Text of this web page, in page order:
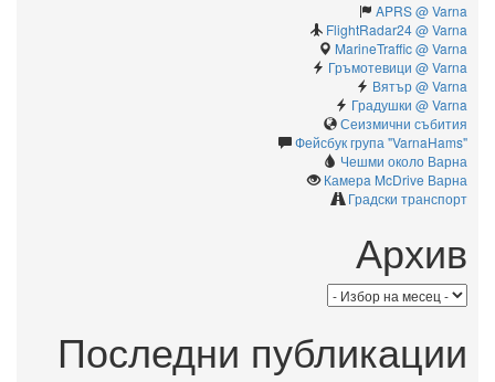
APRS @ Varna
FlightRadar24 @ Varna
MarineTraffic @ Varna
Гръмотевици @ Varna
Вятър @ Varna
Градушки @ Varna
Сеизмични събития
Фейсбук група "VarnaHams"
Чешми около Варна
Камерa McDrive Варна
Градски транспорт
Архив
Архив
Последни публикации